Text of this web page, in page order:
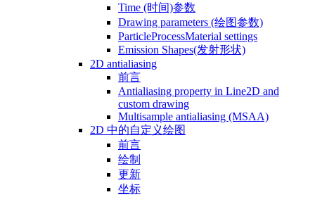
Time (时间)参数
Drawing parameters (绘图参数)
ParticleProcessMaterial settings
Emission Shapes(发射形状)
2D antialiasing
前言
Antialiasing property in Line2D and
custom drawing
Multisample antialiasing (MSAA)
2D 中的自定义绘图
前言
绘制
更新
坐标